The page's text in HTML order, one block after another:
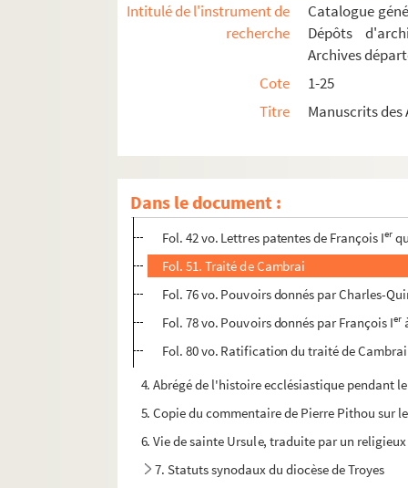
Intitulé de l'instrument de
recherche
Catalogue
Dépôts
Archives
Cote
1-25
Titre
Manuscrits
Dans le document :
1. « De auctoritate camere compotorum »
2. « Coustumier des pays de Vermendoys et
3. Recueil de pièces diplomatiques
Fol. 34. Pouvoirs donnés par Charles-
Fol. 37 vo. Pouvoirs donnés par Louise de
Fol. 41. Pouvoirs donnés par la même aux
Fol. 42 vo. Lettres patentes de François Ier
Fol. 51. Traité de Cambrai
Fol. 76 vo. Pouvoirs donnés par Charles-
Fol. 78 vo. Pouvoirs donnés par François Ier
Fol. 80 vo. Ratification du traité de
4. Abrégé de l'histoire ecclésiastique pendant
5. Copie du commentaire de Pierre Pithou sur
6. Vie de sainte Ursule, traduite par un
7. Statuts synodaux du diocèse de Troyes